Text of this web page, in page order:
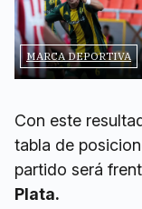
MARCA DEPORTIVA
Con este
tabla de
partido será
Plata.